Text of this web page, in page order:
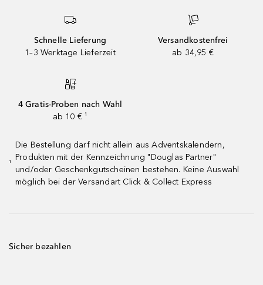
Schnelle Lieferung
1–3 Werktage Lieferzeit
Versandkostenfrei
ab 34,95 €
4 Gratis-Proben nach Wahl
ab 10 € ¹
¹
Die Bestellung darf nicht allein aus Adventskalendern,
Produkten mit der Kennzeichnung "Douglas Partner"
und/oder Geschenkgutscheinen bestehen. Keine Auswahl
möglich bei der Versandart Click & Collect Express
Sicher bezahlen